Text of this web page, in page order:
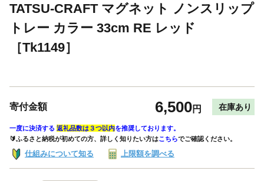
TATSU-CRAFT マグネット ノンスリップ
トレー カラー 33cm RE レッド
［Tk1149］
寄付金額 6,500円 在庫あり
一度に決済する 返礼品数は３つ以内を推奨しております。
🔰ふるさと納税が初めての方、詳しく知りたい方はこちらでご確認ください。
仕組みについて知る 上限額を調べる